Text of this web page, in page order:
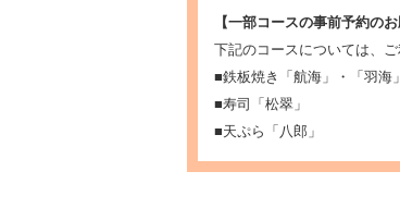
【一部コースの事前予約のお
下記のコースについては、
■鉄板焼き「航海」・「羽海」
■寿司「松翠」
■天ぷら「八郎」